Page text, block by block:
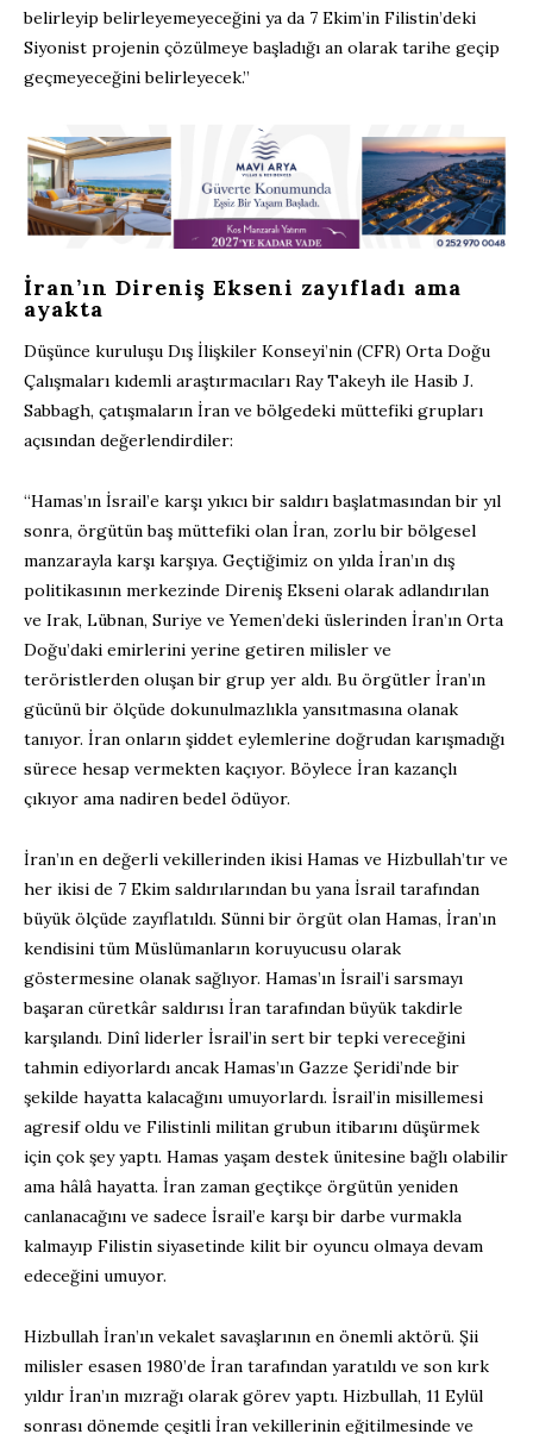
belirleyip belirleyemeyeceğini ya da 7 Ekim’in Filistin’deki
Siyonist projenin çözülmeye başladığı an olarak tarihe geçip
geçmeyeceğini belirleyecek.”
İran’ın Direniş Ekseni zayıfladı ama
ayakta
Düşünce kuruluşu Dış İlişkiler Konseyi’nin (CFR) Orta Doğu
Çalışmaları kıdemli araştırmacıları Ray Takeyh ile Hasib J.
Sabbagh, çatışmaların İran ve bölgedeki müttefiki grupları
açısından değerlendirdiler:
“Hamas’ın İsrail’e karşı yıkıcı bir saldırı başlatmasından bir yıl
sonra, örgütün baş müttefiki olan İran, zorlu bir bölgesel
manzarayla karşı karşıya. Geçtiğimiz on yılda İran’ın dış
politikasının merkezinde Direniş Ekseni olarak adlandırılan
ve Irak, Lübnan, Suriye ve Yemen’deki üslerinden İran’ın Orta
Doğu’daki emirlerini yerine getiren milisler ve
teröristlerden oluşan bir grup yer aldı. Bu örgütler İran’ın
gücünü bir ölçüde dokunulmazlıkla yansıtmasına olanak
tanıyor. İran onların şiddet eylemlerine doğrudan karışmadığı
sürece hesap vermekten kaçıyor. Böylece İran kazançlı
çıkıyor ama nadiren bedel ödüyor.
İran’ın en değerli vekillerinden ikisi Hamas ve Hizbullah’tır ve
her ikisi de 7 Ekim saldırılarından bu yana İsrail tarafından
büyük ölçüde zayıflatıldı. Sünni bir örgüt olan Hamas, İran’ın
kendisini tüm Müslümanların koruyucusu olarak
göstermesine olanak sağlıyor. Hamas’ın İsrail’i sarsmayı
başaran cüretkâr saldırısı İran tarafından büyük takdirle
karşılandı. Dinî liderler İsrail’in sert bir tepki vereceğini
tahmin ediyorlardı ancak Hamas’ın Gazze Şeridi’nde bir
şekilde hayatta kalacağını umuyorlardı. İsrail’in misillemesi
agresif oldu ve Filistinli militan grubun itibarını düşürmek
için çok şey yaptı. Hamas yaşam destek ünitesine bağlı olabilir
ama hâlâ hayatta. İran zaman geçtikçe örgütün yeniden
canlanacağını ve sadece İsrail’e karşı bir darbe vurmakla
kalmayıp Filistin siyasetinde kilit bir oyuncu olmaya devam
edeceğini umuyor.
Hizbullah İran’ın vekalet savaşlarının en önemli aktörü. Şii
milisler esasen 1980’de İran tarafından yaratıldı ve son kırk
yıldır İran’ın mızrağı olarak görev yaptı. Hizbullah, 11 Eylül
sonrası dönemde çeşitli İran vekillerinin eğitilmesinde ve